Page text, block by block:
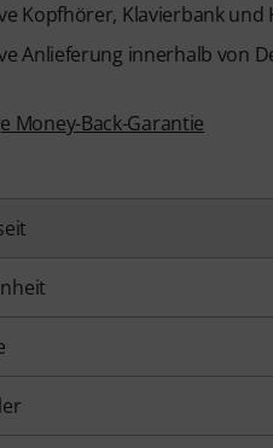
Kopfhörer, Klavierbank und
Anlieferung innerhalb von
Money-Back-Garantie